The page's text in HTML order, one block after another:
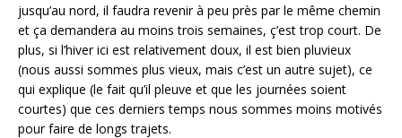
jusqu’au nord, il faudra revenir à peu près par le même chemin
et ça demandera au moins trois semaines, ç’est trop court. De
plus, si l’hiver ici est relativement doux, il est bien pluvieux
(nous aussi sommes plus vieux, mais c’est un autre sujet), ce
qui explique (le fait qu’il pleuve et que les journées soient
courtes) que ces derniers temps nous sommes moins motivés
pour faire de longs trajets.